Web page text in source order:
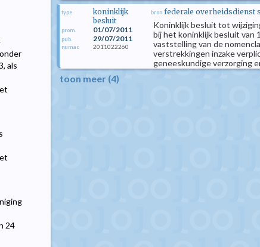
als
24
type
koninklijk
besluit
prom. 01/07/2011
pub. 29/07/2011
numac 2011022260
bron federale overheidsdienst
Koninklijk besluit tot
bij het koninklijk besluit van
vaststelling van de
verstrekkingen inzake
geneeskundige verzorging
toon meer (4)